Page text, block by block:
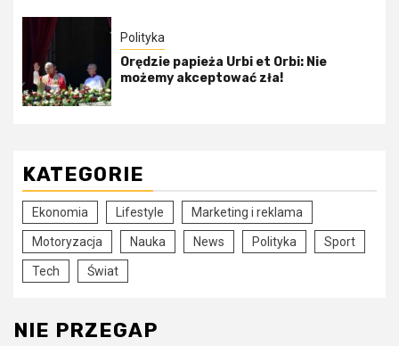
Polityka
Orędzie papieża Urbi et Orbi: Nie
możemy akceptować zła!
KATEGORIE
Ekonomia Lifestyle Marketing i reklama
Motoryzacja Nauka News Polityka Sport
Tech Świat
NIE PRZEGAP